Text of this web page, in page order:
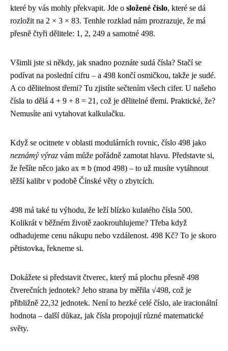
které by vás mohly překvapit. Jde o složené číslo, které se dá
rozložit na 2 × 3 × 83. Tenhle rozklad nám prozrazuje, že má
přesně čtyři dělitele: 1, 2, 249 a samotné 498.
Všimli jste si někdy, jak snadno poznáte sudá čísla? Stačí se
podívat na poslední cifru – a 498 končí osmičkou, takže je sudé.
A co dělitelnost třemi? Tu zjistíte sečtením všech cifer. U našeho
čísla to dělá 4 + 9 + 8 = 21, což je dělitelné třemi. Praktické, že?
Nemusíte ani vytahovat kalkulačku.
Když se ocitnete v oblasti modulárních rovnic, číslo 498 jako
neznámý výraz vám může pořádně zamotat hlavu. Představte si,
že řešíte něco jako ax ≡ b (mod 498) – to už musíte vytáhnout
těžší kalibr v podobě Čínské věty o zbytcích.
498 má také tu výhodu, že leží blízko kulatého čísla 500.
Kolikrát v běžném životě zaokrouhlujeme? Třeba když
odhadujeme cenu nákupu nebo vzdálenost. 498 Kč? To je skoro
pětistovka, řekneme si.
Dokážete si představit čtverec, který má plochu přesně 498
čtverečních jednotek? Jeho strana by měřila √498, což je
přibližně 22,32 jednotek. Není to hezké celé číslo, ale iracionální
hodnota – další důkaz, jak čísla propojují různé matematické
světy.